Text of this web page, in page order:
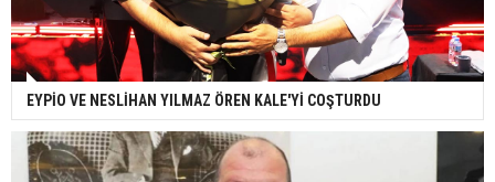
EYPİO VE NESLİHAN YILMAZ ÖREN KALE'Yİ COŞTURDU